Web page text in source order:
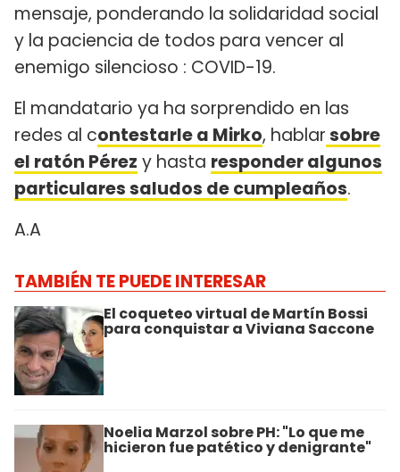
mensaje, ponderando la solidaridad social
y la paciencia de todos para vencer al
enemigo silencioso : COVID-19.
El mandatario ya ha sorprendido en las
redes al contestarle a Mirko, hablarsobre
el ratón Pérez y hasta responder algunos
particulares saludos de cumpleaños.
A.A
TAMBIÉN TE PUEDE INTERESAR
El coqueteo virtual de Martín Bossi
para conquistar a Viviana Saccone
Noelia Marzol sobre PH: "Lo que me
hicieron fue patético y denigrante"